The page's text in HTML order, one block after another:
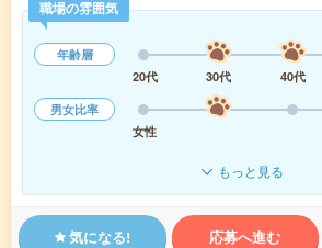
職場の雰囲気
年齢層
20代
30代 40代
男女比率
女性
もっと見る
気になる! 応募へ進む